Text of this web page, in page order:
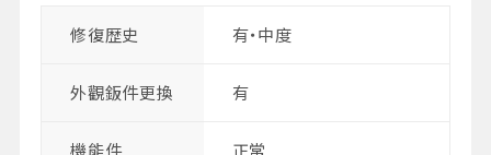
修復歴史 有・中度
外觀鈑件更換 有
機能件 正常